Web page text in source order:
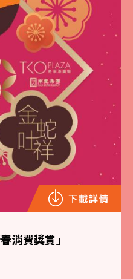
消費獎賞」